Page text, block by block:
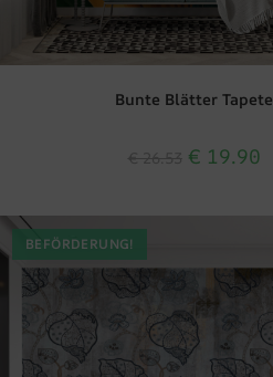
Bunte Blätter Tapete
€ 19.90
BEFÖRDERUNG!